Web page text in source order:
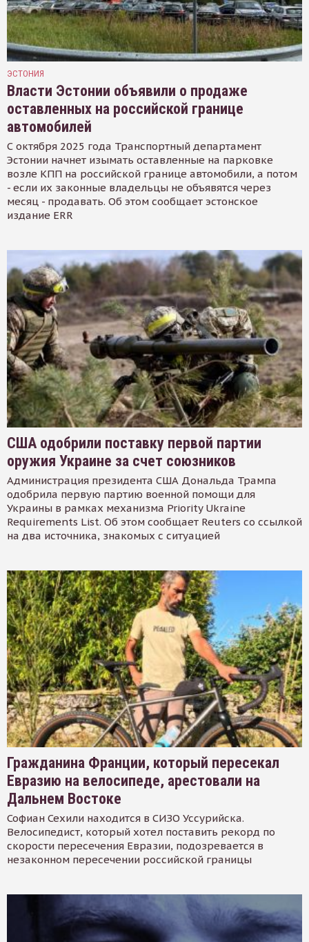
ЭСТОНИЯ
Власти Эстонии объявили о продаже
оставленных на российской границе
автомобилей
С октября 2025 года Транспортный департамент
Эстонии начнет изымать оставленные на парковке
возле КПП на российской границе автомобили, а потом
- если их законные владельцы не объявятся через
месяц - продавать. Об этом сообщает эстонское
издание ERR
США одобрили поставку первой партии
оружия Украине за счет союзников
Администрация президента США Дональда Трампа
одобрила первую партию военной помощи для
Украины в рамках механизма Priority Ukraine
Requirements List. Об этом сообщает Reuters со ссылкой
на два источника, знакомых с ситуацией
Гражданина Франции, который пересекал
Евразию на велосипеде, арестовали на
Дальнем Востоке
Софиан Сехили находится в СИЗО Уссурийска.
Велосипедист, который хотел поставить рекорд по
скорости пересечения Евразии, подозревается в
незаконном пересечении российской границы